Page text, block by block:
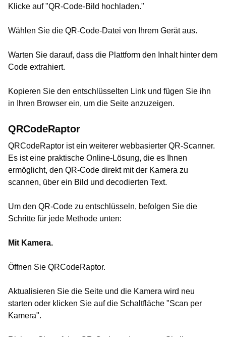
Klicke auf "QR-Code-Bild hochladen."
Wählen Sie die QR-Code-Datei von Ihrem Gerät aus.
Warten Sie darauf, dass die Plattform den Inhalt hinter dem
Code extrahiert.
Kopieren Sie den entschlüsselten Link und fügen Sie ihn
in Ihren Browser ein, um die Seite anzuzeigen.
QRCodeRaptor
QRCodeRaptor ist ein weiterer webbasierter QR-Scanner.
Es ist eine praktische Online-Lösung, die es Ihnen
ermöglicht, den QR-Code direkt mit der Kamera zu
scannen, über ein Bild und decodierten Text.
Um den QR-Code zu entschlüsseln, befolgen Sie die
Schritte für jede Methode unten:
Mit Kamera.
Öffnen Sie QRCodeRaptor.
Aktualisieren Sie die Seite und die Kamera wird neu
starten oder klicken Sie auf die Schaltfläche "Scan per
Kamera".